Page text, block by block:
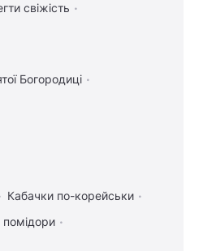
свіжість
Богородиці
Кабачки по-корейськи
помідори